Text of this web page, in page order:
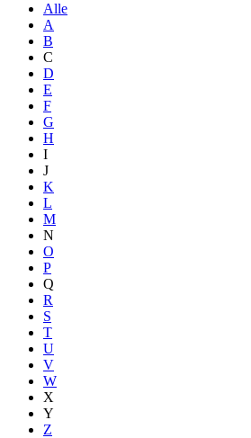
Alle
A
B
C
D
E
F
G
H
I
J
K
L
M
N
O
P
Q
R
S
T
U
V
W
X
Y
Z